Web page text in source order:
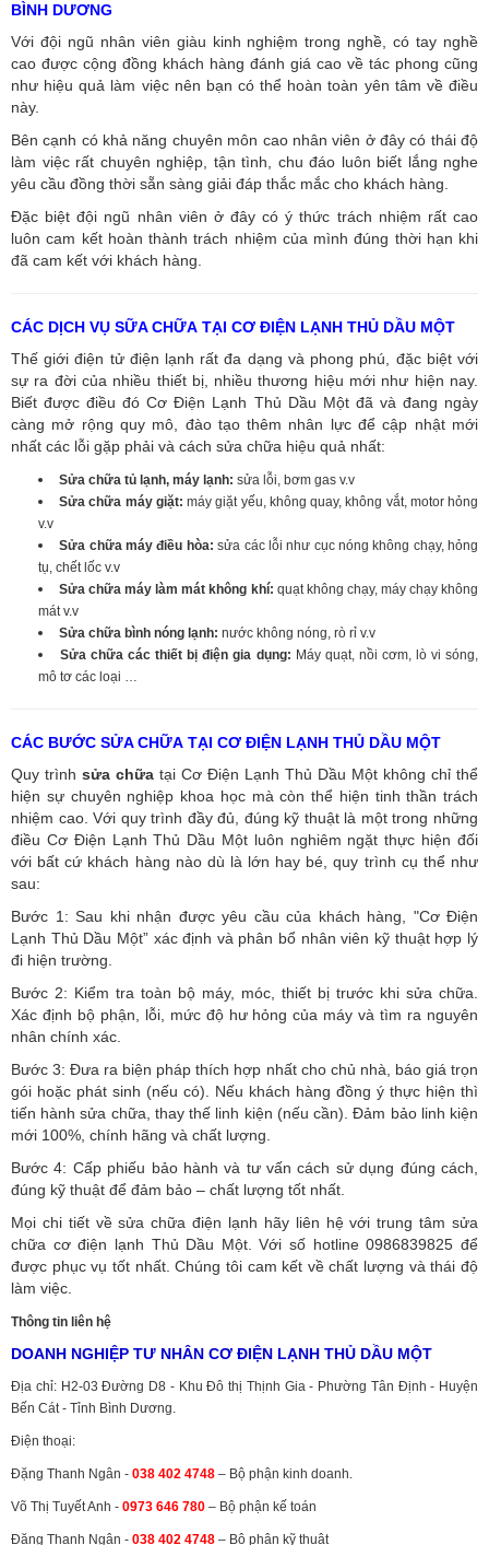
BÌNH DƯƠNG
Với đội ngũ nhân viên giàu kinh nghiệm trong nghề, có tay nghề
cao được cộng đồng khách hàng đánh giá cao về tác phong cũng
như hiệu quả làm việc nên bạn có thể hoàn toàn yên tâm về điều
này.
Bên cạnh có khả năng chuyên môn cao nhân viên ở đây có thái độ
làm việc rất chuyên nghiệp, tận tình, chu đáo luôn biết lắng nghe
yêu cầu đồng thời sẵn sàng giải đáp thắc mắc cho khách hàng.
Đặc biệt đội ngũ nhân viên ở đây có ý thức trách nhiệm rất cao
luôn cam kết hoàn thành trách nhiệm của mình đúng thời hạn khi
đã cam kết với khách hàng.
CÁC DỊCH VỤ SỮA CHỮA TẠI CƠ ĐIỆN LẠNH THỦ DẦU MỘT
Thế giới điện tử điện lạnh rất đa dạng và phong phú, đặc biệt với
sự ra đời của nhiều thiết bị, nhiều thương hiệu mới như hiện nay.
Biết được điều đó Cơ Điện Lạnh Thủ Dầu Một đã và đang ngày
càng mở rộng quy mô, đào tạo thêm nhân lực để cập nhật mới
nhất các lỗi gặp phải và cách sửa chữa hiệu quả nhất:
Sửa chữa tủ lạnh, máy lạnh: sửa lỗi, bơm gas v.v
Sửa chữa máy giặt:máy giặt yếu, không quay, không vắt, motor hỏng
v.v
Sửa chữa máy điều hòa: sửa các lỗi như cục nóng không chạy, hỏng
tụ, chết lốc v.v
Sửa chữa máy làm mát không khí: quạt không chạy, máy chạy không
mát v.v
Sửa chữa bình nóng lạnh: nước không nóng, rò rỉ v.v
Sửa chữa các thiết bị điện gia dụng: Máy quạt, nồi cơm, lò vi sóng,
mô tơ các loại …
CÁC BƯỚC SỬA CHỮA TẠI CƠ ĐIỆN LẠNH THỦ DẦU MỘT
Quy trình sửa chữa tại Cơ Điện Lạnh Thủ Dầu Một không chỉ thể
hiện sự chuyên nghiệp khoa học mà còn thể hiện tinh thần trách
nhiệm cao. Với quy trình đầy đủ, đúng kỹ thuật là một trong những
điều Cơ Điện Lạnh Thủ Dầu Một luôn nghiêm ngặt thực hiện đối
với bất cứ khách hàng nào dù là lớn hay bé, quy trình cụ thể như
sau:
Bước 1: Sau khi nhận được yêu cầu của khách hàng, "Cơ Điện
Lạnh Thủ Dầu Một” xác định và phân bổ nhân viên kỹ thuật hợp lý
đi hiện trường.
Bước 2: Kiểm tra toàn bộ máy, móc, thiết bị trước khi sửa chữa.
Xác định bộ phận, lỗi, mức độ hư hỏng của máy và tìm ra nguyên
nhân chính xác.
Bước 3: Đưa ra biện pháp thích hợp nhất cho chủ nhà, báo giá trọn
gói hoặc phát sinh (nếu có). Nếu khách hàng đồng ý thực hiện thì
tiến hành sửa chữa, thay thế linh kiện (nếu cần). Đảm bảo linh kiện
mới 100%, chính hãng và chất lượng.
Bước 4: Cấp phiếu bảo hành và tư vấn cách sử dụng đúng cách,
đúng kỹ thuật để đảm bảo – chất lượng tốt nhất.
Mọi chi tiết về sửa chữa điện lạnh hãy liên hệ với trung tâm sửa
chữa cơ điện lạnh Thủ Dầu Một. Với số hotline 0986839825 để
được phục vụ tốt nhất. Chúng tôi cam kết về chất lượng và thái độ
làm việc.
Thông tin liên hệ
DOANH NGHIỆP TƯ NHÂN CƠ ĐIỆN LẠNH THỦ DẦU MỘT
Địa chỉ: H2-03 Đường D8 - Khu Đô thị Thịnh Gia - Phường Tân Định - Huyện
Bến Cát - Tỉnh Bình Dương.
Điện thoại:
Đặng Thanh Ngân - 038 402 4748 – Bộ phận kinh doanh.
Võ Thị Tuyết Anh - 0973 646 780 – Bộ phận kế toán
Đặng Thanh Ngân - 038 402 4748 – Bộ phận kỹ thuật